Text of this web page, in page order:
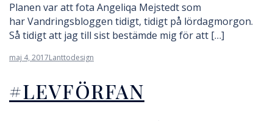
Planen var att fota Angeliqa Mejstedt som
har Vandringsbloggen tidigt, tidigt på lördagmorgon.
Så tidigt att jag till sist bestämde mig för att […]
maj 4, 2017Lanttodesign
#LEVFÖRFAN